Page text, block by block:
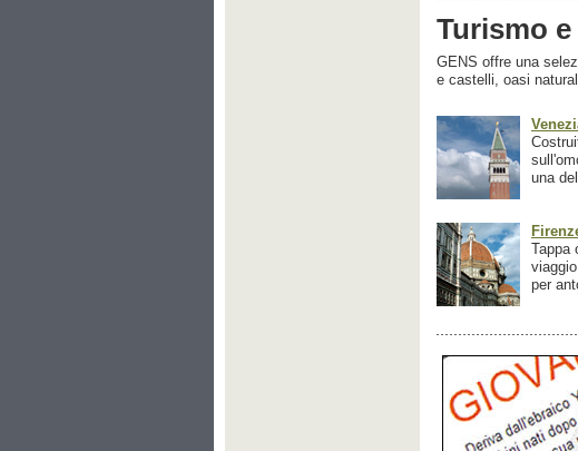
Turismo
GENS offre una
e castelli, oasi
una
Tappa
per